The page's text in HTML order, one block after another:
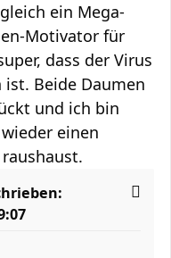
ein Mega-
Motivator für
dass der Virus
Beide Daumen
und ich bin
einen